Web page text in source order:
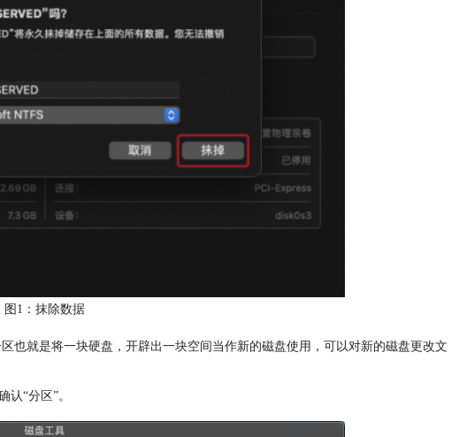
图1：抹除数据
就是将一块硬盘，开辟出一块空间当作新的磁盘使用，可以对新的磁盘更改文
“分区”。